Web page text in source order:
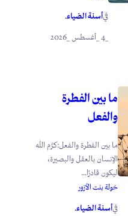
فيأسنة الضياء.
_4 _أغسطس _2026
ما بين الفطرة
والفعل
ما بين الفطرة والفعل:كرَّم الله
الإنسان بالعقل والبصيرة،
ليكون قادرًا...
خولة بنت الأزور
فيأسنة الضياء.